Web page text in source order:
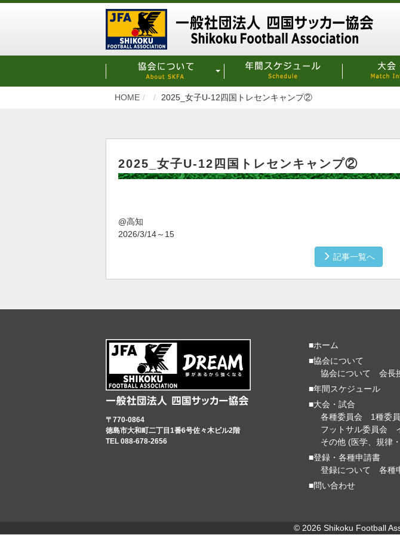
HOME 2025_女子U-12四国トレセンキャンプ②
2025_女子U-12四国トレセンキャンプ②
@高知
2026/3/14～15
記事一覧へ
■ホーム
■協会について
協会について
会長
■年間スケジュール
■大会・試合
各種委員会
1種委
フットサル委員会
その他 (医学、規律
■登録・各種申請書
登録について
各種
■問い合わせ
〒770-0864
徳島市大和町二丁目1番6号佐々木ビル2階
TEL 088-678-2656
© 2026 Shikoku Football